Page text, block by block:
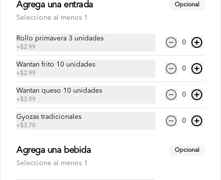
$7.99
Chaulafan de Chancho
Arroz salteado con cerdo y vegetales.
Agrega una entrada Opcional
Seleccione al menos 1
Rollo primavera 3 unidades
+$2.99
0
Wantan frito 10 unidades
+$2.99
0
Wantan queso 10 unidades
+$3.99
0
Gyozas tradicionales
+$3.70
0
Agrega una bebida Opcional
Seleccione al menos 1